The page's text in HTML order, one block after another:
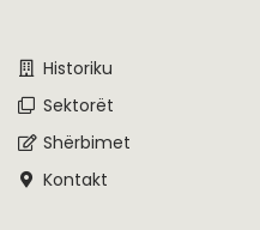
Historiku
Sektorët
Shërbimet
Kontakt